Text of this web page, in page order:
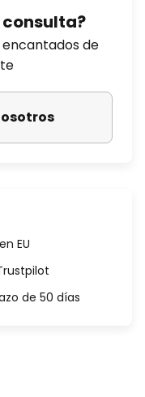
consulta?
de
EU
de 50 días